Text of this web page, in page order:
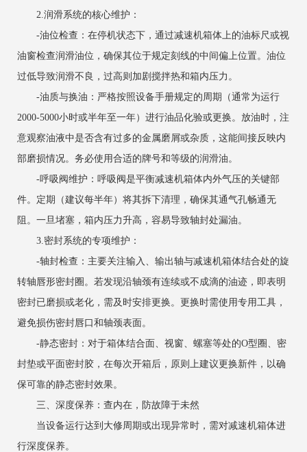
2.润滑系统的核心维护：
-油位检查：在停机状态下，通过减速机箱体上的油标尺或视
油窗检查润滑油位，确保其位于规定刻线的中间偏上位置。油位
过低导致润滑不良，过高则加剧搅拌热和箱内压力。
-油质与换油：严格按照设备手册规定的周期（通常为运行
2000-5000小时或半年至一年）进行油品化验或更换。放油时，注
意观察油液中是否含有过多的金属磨屑或杂质，这能间接反映内
部磨损情况。务必使用合适的牌号和等级的润滑油。
-呼吸阀维护：呼吸阀是平衡减速机箱体内外气压的关键部
件。定期（建议每半年）将其拆下清理，确保其通气孔畅通无
阻。一旦堵塞，箱内压力升高，容易导致轴封处漏油。
3.密封系统的专项维护：
-轴封检查：主要关注输入、输出轴与减速机箱体结合处的旋
转轴唇形密封圈。若发现沿轴颈有连续或不成滴的油迹，即表明
密封已磨损或老化，需及时安排更换。更换时需使用专用工具，
避免损伤密封唇口和轴颈表面。
-静态密封：对于箱体结合面、视窗、螺塞等处的O型圈、密
封垫或平面密封胶，在每次开箱后，原则上建议更换新件，以确
保可靠的静态密封效果。
三、深度保养：查内在，防故障于未然
当设备运行达到大修周期或出现异常时，需对减速机箱体进
行深度保养。